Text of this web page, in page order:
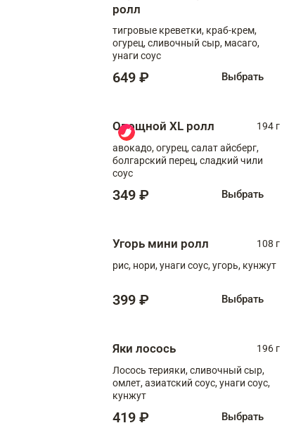
ролл
тигровые креветки, краб-крем,
огурец, сливочный сыр, масаго,
унаги соус
649 ₽ Выбрать
Овощной XL ролл
194 г
авокадо, огурец, салат айсберг,
болгарский перец, сладкий чили
соус
349 ₽ Выбрать
Угорь мини ролл
108 г
рис, нори, унаги соус, угорь, кунжут
399 ₽ Выбрать
Яки лосось
196 г
Лосось терияки, сливочный сыр,
омлет, азиатский соус, унаги соус,
кунжут
419 ₽ Выбрать